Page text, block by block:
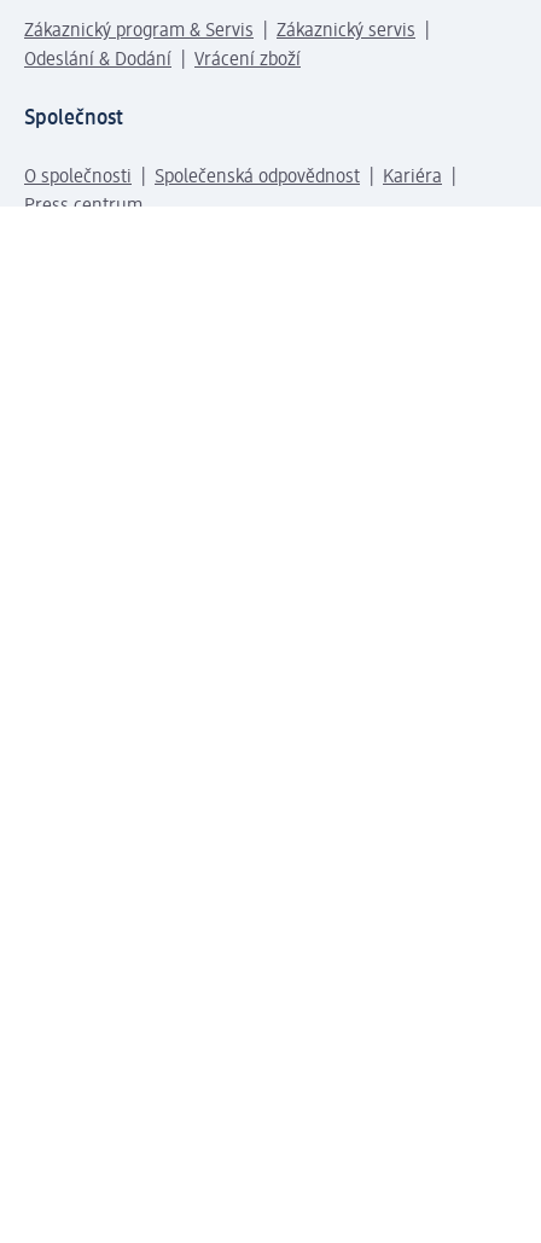
Zákaznický program & Servis
Zákaznický servis
Odeslání & Dodání
Vrácení zboží
Společnost
O společnosti Společenská odpovědnost
Kariéra
Press centrum